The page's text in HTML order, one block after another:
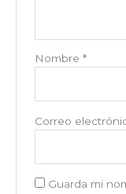
Nombre *
Correo
Guarda mi